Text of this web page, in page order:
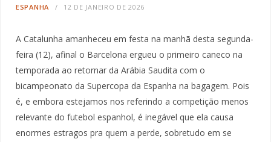
ESPANHA 12 DE JANEIRO DE 2026
A Catalunha amanheceu em festa na manhã desta segunda-
feira (12), afinal o Barcelona ergueu o primeiro caneco na
temporada ao retornar da Arábia Saudita com o
bicampeonato da Supercopa da Espanha na bagagem. Pois
é, e embora estejamos nos referindo a competição menos
relevante do futebol espanhol, é inegável que ela causa
enormes estragos pra quem a perde, sobretudo em se